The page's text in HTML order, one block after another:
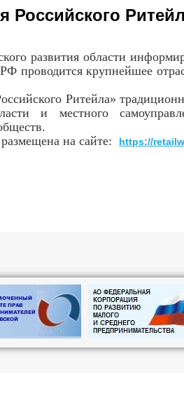
Российского
развития области
проводится крупнейшее
Ритейла»
и местного
на сайте:
https://